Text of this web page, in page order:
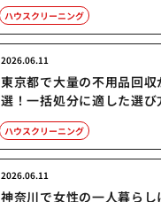
ハウスクリーニング
東京都で大量の不用品回
選！一括処分に適した選び
2026.06.11
ハウスクリーニング
神奈川で女性の一人暮らし
2026.06.11